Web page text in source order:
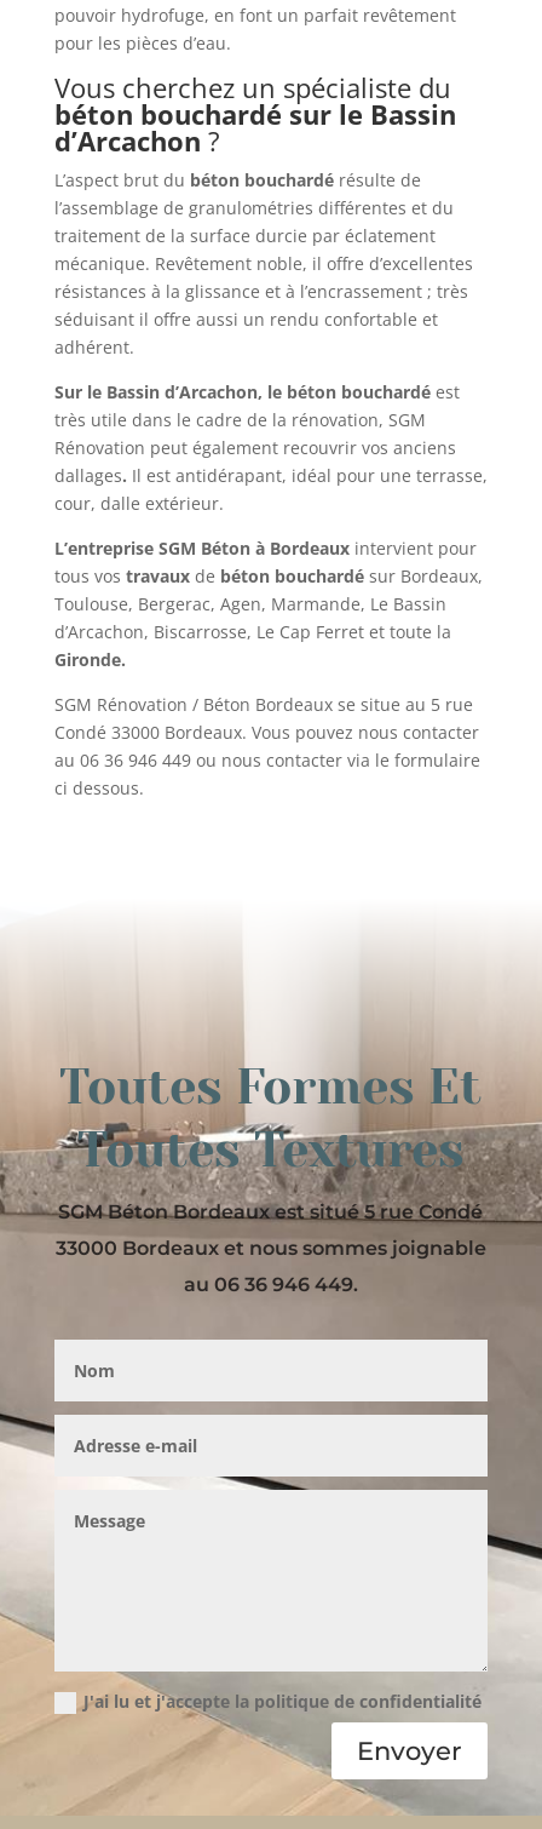
pouvoir hydrofuge, en font un parfait revêtement
pour les pièces d’eau.
Vous cherchez un spécialiste du
béton bouchardé sur le Bassin
d’Arcachon ?
L’aspect brut du béton bouchardé résulte de
l’assemblage de granulométries différentes et du
traitement de la surface durcie par éclatement
mécanique. Revêtement noble, il offre d’excellentes
résistances à la glissance et à l’encrassement ; très
séduisant il offre aussi un rendu confortable et
adhérent.
Sur le Bassin d’Arcachon, le béton bouchardé est
très utile dans le cadre de la rénovation, SGM
Rénovation peut également recouvrir vos anciens
dallages. Il est antidérapant, idéal pour une terrasse,
cour, dalle extérieur.
L’entreprise SGM Béton à Bordeauxintervient pour
tous vos travauxde béton bouchardésur Bordeaux,
Toulouse, Bergerac, Agen, Marmande, Le Bassin
d’Arcachon, Biscarrosse, Le Cap Ferret et toute la
Gironde.
SGM Rénovation / Béton Bordeaux se situe au 5 rue
Condé 33000 Bordeaux. Vous pouvez nous contacter
au 06 36 946 449ou nous contacter via le formulaire
ci dessous.
Toutes Formes Et
Toutes Textures
SGM Béton Bordeaux est situé 5 rue Condé
33000 Bordeaux et nous sommes joignable
au 06 36 946 449.
J'ai lu et j'accepte la politique de confidentialité
Envoyer